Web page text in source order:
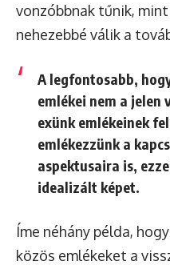
vonzóbbnak tűnik,
nehezebbé válik a
A legfontosabb,
emlékei nem a
exünk emlékeinek
emlékezzünk a
aspektusaira is,
idealizált képet.
Íme néhány példa,
közös emlékeket a